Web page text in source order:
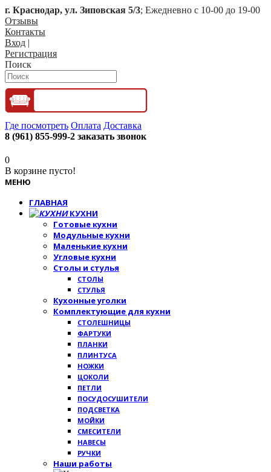
г. Краснодар, ул. Зиповская 5/3; Ежедневно с 10-00 до 19-00
Отзывы
Контакты
Вход |
Регистрация
Поиск
Где посмотреть Оплата Доставка
8 (961) 855-999-2 заказать звонок
0
В корзине пусто!
МЕНЮ
ГЛАВНАЯ
КУХНИ
Готовые кухни
Модульные кухни
Маленькие кухни
Угловые кухни
Столы и стулья
СТОЛЫ
СТУЛЬЯ
Кухонные уголки
Комплектующие для кухни
СТОЛЕШНИЦЫ
ФАРТУКИ
ПЛАНКИ
ПЛИНТУСА
НОЖКИ
ЦОКОЛИ
ПЕТЛИ
ПОСУДОСУШИТЕЛИ
ПОДСВЕТКА
МОЙКИ
СМЕСИТЕЛИ
НАВЕСЫ
РУЧКИ
Наши работы